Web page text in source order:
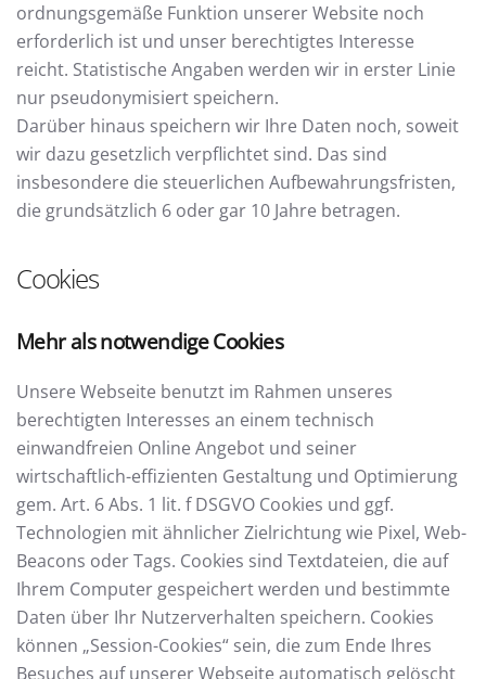
ordnungsgemäße Funktion unserer Website noch
erforderlich ist und unser berechtigtes Interesse
reicht. Statistische Angaben werden wir in erster Linie
nur pseudonymisiert speichern.
Darüber hinaus speichern wir Ihre Daten noch, soweit
wir dazu gesetzlich verpflichtet sind. Das sind
insbesondere die steuerlichen Aufbewahrungsfristen,
die grundsätzlich 6 oder gar 10 Jahre betragen.
Cookies
Mehr als notwendige Cookies
Unsere Webseite benutzt im Rahmen unseres
berechtigten Interesses an einem technisch
einwandfreien Online Angebot und seiner
wirtschaftlich-effizienten Gestaltung und Optimierung
gem. Art. 6 Abs. 1 lit. f DSGVO Cookies und ggf.
Technologien mit ähnlicher Zielrichtung wie Pixel, Web-
Beacons oder Tags. Cookies sind Textdateien, die auf
Ihrem Computer gespeichert werden und bestimmte
Daten über Ihr Nutzerverhalten speichern. Cookies
können „Session-Cookies“ sein, die zum Ende Ihres
Besuches auf unserer Webseite automatisch gelöscht